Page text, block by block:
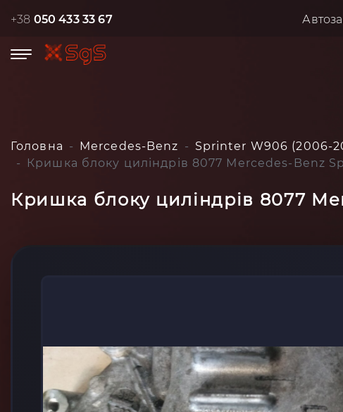
+38 050 433 33 67
Головна Mercedes-Benz
Sprinter W906 (2006-
Кришка блоку циліндрів 8077 Mercedes-Benz
Кришка блоку циліндрів 8077